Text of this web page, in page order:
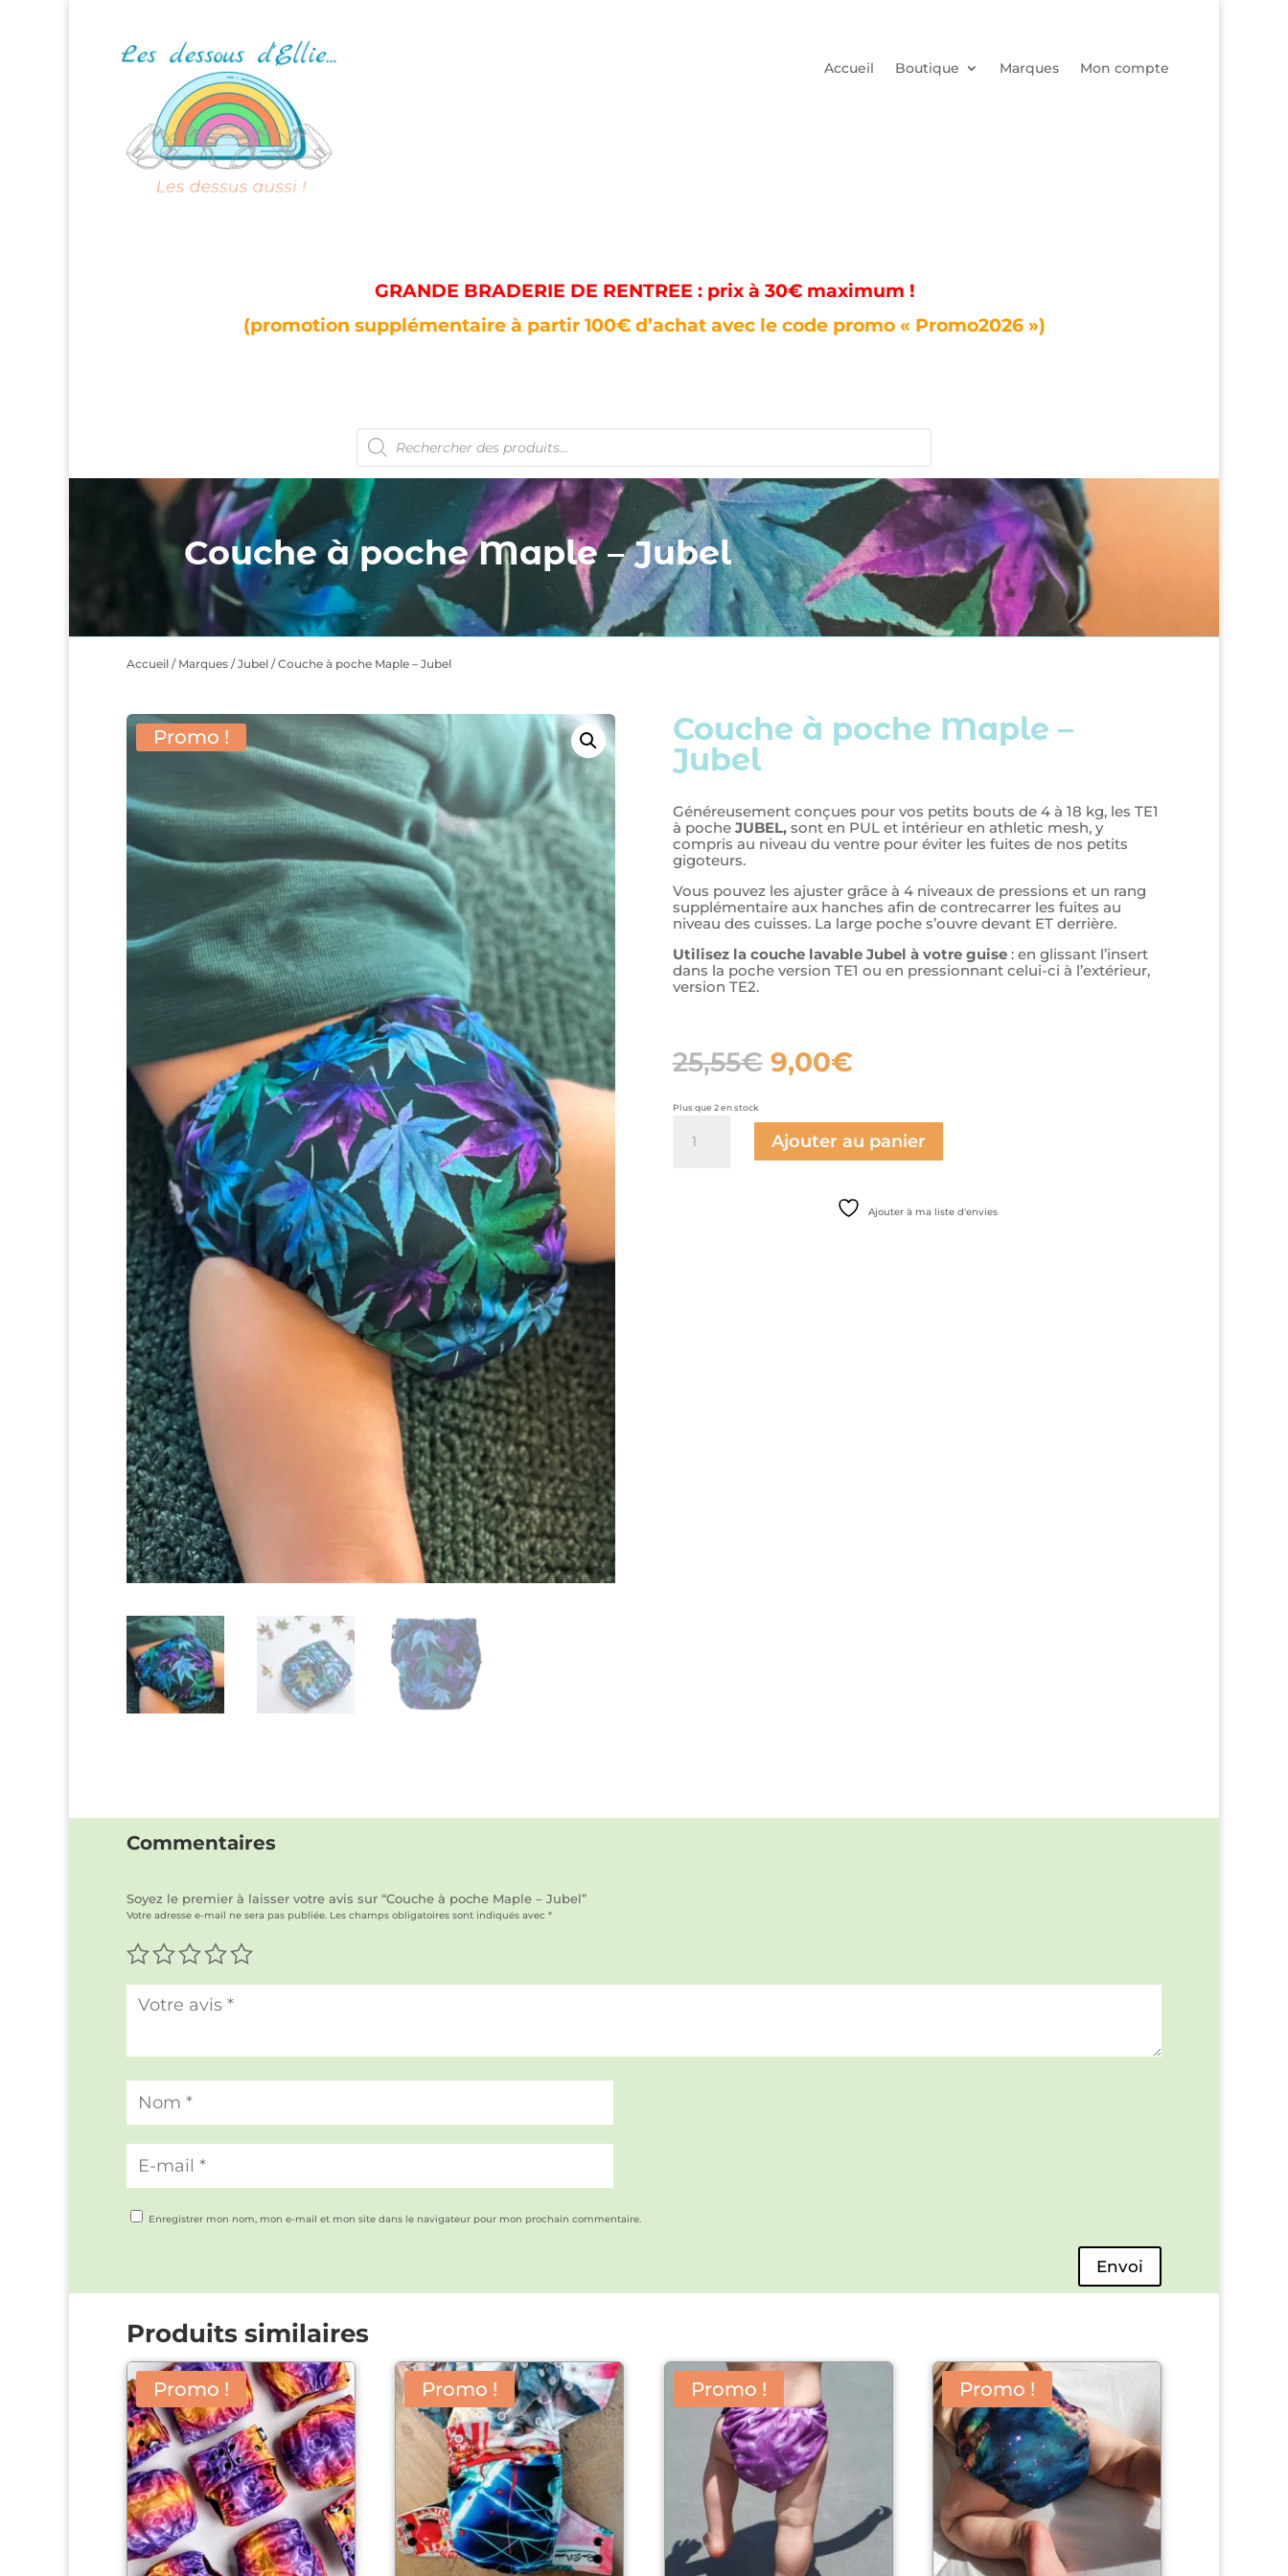
Accueil Boutique Marques Mon compte
GRANDE BRADERIE DE RENTREE : prix à 30€ maximum !
(promotion supplémentaire à partir 100€ d’achat avec le code promo « Promo2026 »)
Recherche
produits
Couche à poche Maple – Jubel
Accueil / Marques /Jubel / Couche à poche Maple – Jubel
Promo !
Couche à poche Maple –
Jubel
Généreusement conçues pour vos petits bouts de 4 à 18 kg, les TE1
à poche JUBEL, sont en PUL et intérieur en athletic mesh, y
compris au niveau du ventre pour éviter les fuites de nos petits
gigoteurs.
Vous pouvez les ajuster grâce à 4 niveaux de pressions et un rang
supplémentaire aux hanches afin de contrecarrer les fuites au
niveau des cuisses. La large poche s’ouvre devant ET derrière.
Utilisez la couche lavable Jubel à votre guise: en glissant l’insert
dans la poche version TE1 ou en pressionnant celui-ci à l’extérieur,
version TE2.
25,55€ Le
prix
25,55€.
9,00€Le
prix
9,00€.
Plus que 2 en stock
Ajouter au panier
Ajouter à ma liste d'envies
Commentaires
Soyez le premier à laisser votre avis sur “Couche à poche Maple – Jubel”
Votre adresse e-mail ne sera pas publiée. Les champs obligatoires sont indiqués avec *
Enregistrer mon nom, mon e-mail et mon site dans le navigateur pour mon prochain commentaire.
Envoi
Produits similaires
Promo ! Promo ! Promo ! Promo !